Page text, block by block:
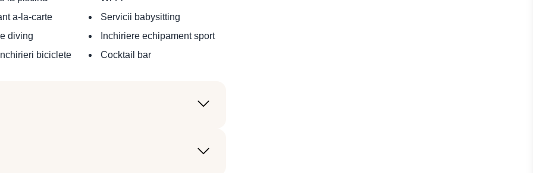
a-la-carte
Servicii babysitting
diving
Inchiriere echipament sport
biciclete
Cocktail bar